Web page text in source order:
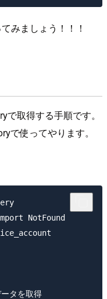
みましょう！！！
取得する手順です。
で使ってやります。
NotFound
タを取得